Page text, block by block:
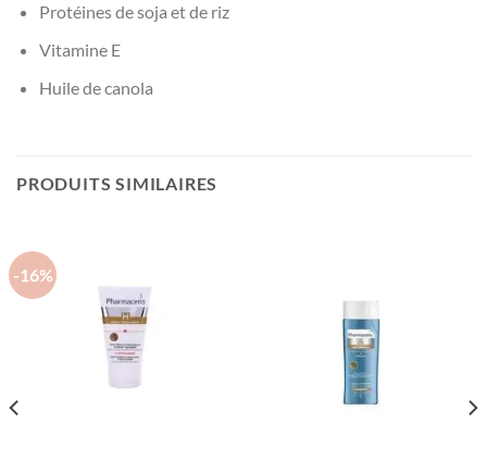
Protéines de soja et de riz
Vitamine E
Huile de canola
PRODUITS SIMILAIRES
-16%